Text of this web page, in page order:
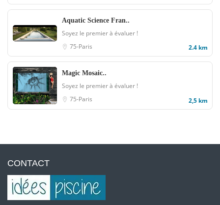
Aquatic Science Fran..
Soyez le premier à évaluer !
75-Paris
2.4 km
Magic Mosaic..
Soyez le premier à évaluer !
75-Paris
2,5 km
CONTACT